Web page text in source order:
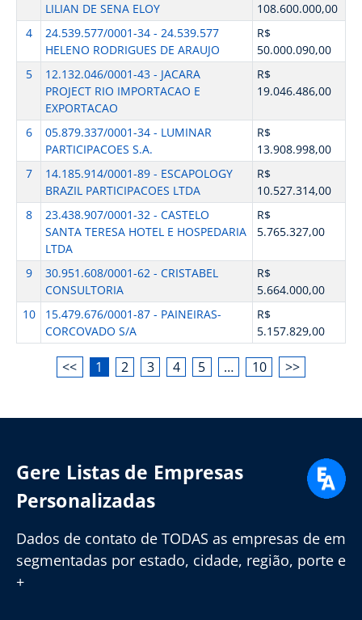
LILIAN DE SENA ELOY
108.600.000,00
4
24.539.577/0001-34 - 24.539.577
HELENO RODRIGUES DE ARAUJO
R$
50.000.090,00
5
12.132.046/0001-43 - JACARA
PROJECT RIO IMPORTACAO E
EXPORTACAO
R$
19.046.486,00
6
05.879.337/0001-34 - LUMINAR
PARTICIPACOES S.A.
R$
13.908.998,00
7
14.185.914/0001-89 - ESCAPOLOGY
BRAZIL PARTICIPACOES LTDA
R$
10.527.314,00
8
23.438.907/0001-32 - CASTELO
SANTA TERESA HOTEL E HOSPEDARIA
LTDA
R$
5.765.327,00
9
30.951.608/0001-62 - CRISTABEL
CONSULTORIA
R$
5.664.000,00
10
15.479.676/0001-87 - PAINEIRAS-
CORCOVADO S/A
R$
5.157.829,00
<< 1 2 3 4 5 … 10 >>
Gere Listas de Empresas
Personalizadas
Dados de contato de TODAS as empresas de em
segmentadas por estado, cidade, região, porte e
+